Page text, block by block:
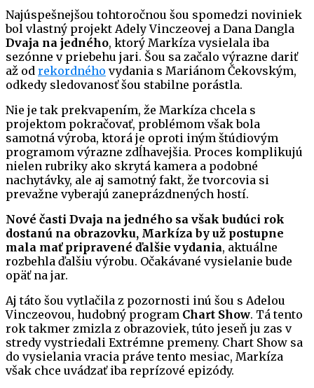
Najúspešnejšou tohtoročnou šou spomedzi noviniek
bol vlastný projekt Adely Vinczeovej a Dana Dangla
Dvaja na jedného, ktorý Markíza vysielala iba
sezónne v priebehu jari. Šou sa začalo výrazne dariť
až od rekordného vydania s Mariánom Čekovským,
odkedy sledovanosť šou stabilne porástla.
Nie je tak prekvapením, že Markíza chcela s
projektom pokračovať, problémom však bola
samotná výroba, ktorá je oproti iným štúdiovým
programom výrazne zdĺhavejšia. Proces komplikujú
nielen rubriky ako skrytá kamera a podobné
nachytávky, ale aj samotný fakt, že tvorcovia si
prevažne vyberajú zaneprázdnených hostí.
Nové časti Dvaja na jedného sa však budúci rok
dostanú na obrazovku, Markíza by už postupne
mala mať pripravené ďalšie vydania, aktuálne
rozbehla ďalšiu výrobu. Očakávané vysielanie bude
opäť na jar.
Aj táto šou vytlačila z pozornosti inú šou s Adelou
Vinczeovou, hudobný program Chart Show. Tá tento
rok takmer zmizla z obrazoviek, túto jeseň ju zas v
stredy vystriedali Extrémne premeny. Chart Show sa
do vysielania vracia práve tento mesiac, Markíza
však chce uvádzať iba reprízové epizódy.